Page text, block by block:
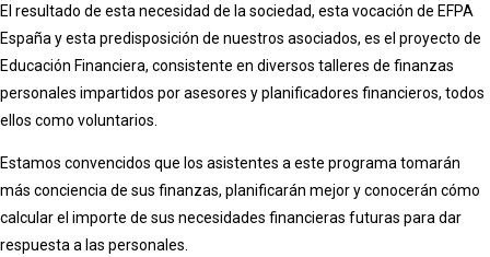
El resultado de esta necesidad de la sociedad, esta vocación de EFPA
España y esta predisposición de nuestros asociados, es el proyecto de
Educación Financiera, consistente en diversos talleres de finanzas
personales impartidos por asesores y planificadores financieros, todos
ellos como voluntarios.
Estamos convencidos que los asistentes a este programa tomarán
más conciencia de sus finanzas, planificarán mejor y conocerán cómo
calcular el importe de sus necesidades financieras futuras para dar
respuesta a las personales.